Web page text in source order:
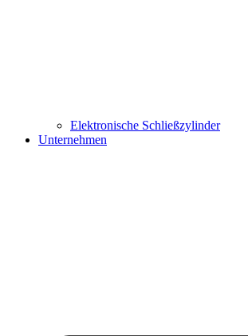
Elektronische Schließzylinder
Unternehmen